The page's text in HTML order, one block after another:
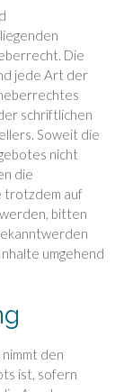
Die
jede Art der
schriftlichen
Soweit die
nicht
die
trotzdem auf
bitten
umgehend
den
ist, sofern